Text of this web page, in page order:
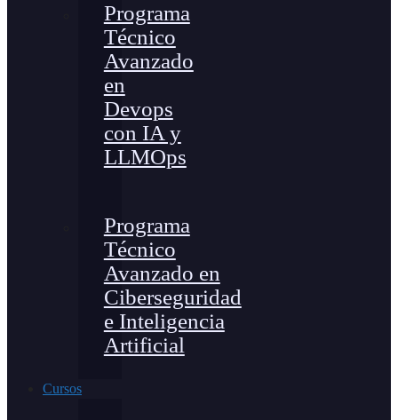
Programa
Técnico
Avanzado
en
Devops
con IA y
LLMOps
Programa
Técnico
Avanzado en
Ciberseguridad
e Inteligencia
Artificial
Cursos